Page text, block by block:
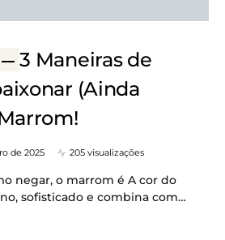
3 Maneiras de
(Ainda
de 2025 205 visualizações
negar, o marrom é A cor do
sofisticado e combina com…